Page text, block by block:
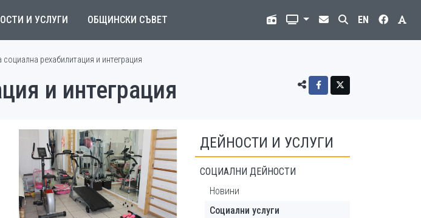
И УСЛУГИ ОБЩИНСКИ СЪВЕТ EN
социална рехабилитация и интеграция
и интеграция
ДЕЙНОСТИ И УСЛУГИ
СОЦИАЛНИ ДЕЙНОСТИ
Новини
Социални услуги